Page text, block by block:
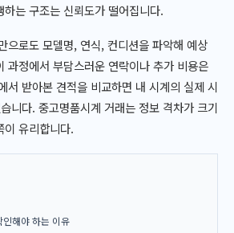
는 구조는 신뢰도가 떨어집니다.
으로도 모델명, 연식, 컨디션을 파악해 예상
과정에서 부담스러운 연락이나 추가 비용은
서 받아본 견적을 비교하면 내 시계의 실제 시
니다. 중고명품시계 거래는 정보 격차가 크기
이 유리합니다.
해야 하는 이유